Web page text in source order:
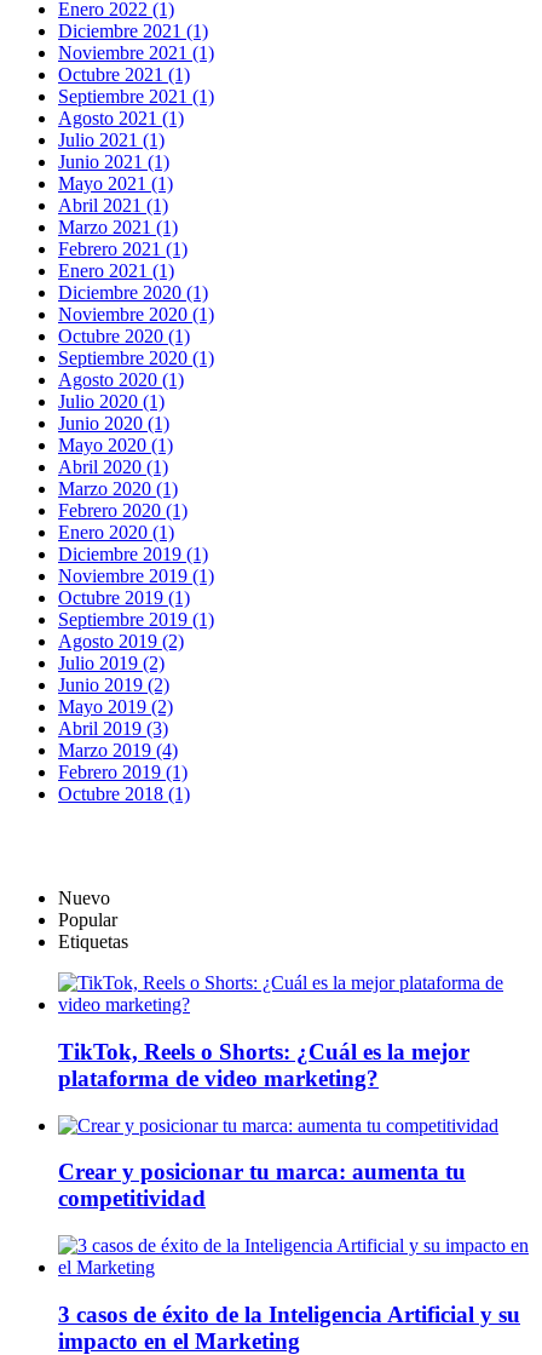
Enero 2022 (1)
Diciembre 2021 (1)
Noviembre 2021 (1)
Octubre 2021 (1)
Septiembre 2021 (1)
Agosto 2021 (1)
Julio 2021 (1)
Junio 2021 (1)
Mayo 2021 (1)
Abril 2021 (1)
Marzo 2021 (1)
Febrero 2021 (1)
Enero 2021 (1)
Diciembre 2020 (1)
Noviembre 2020 (1)
Octubre 2020 (1)
Septiembre 2020 (1)
Agosto 2020 (1)
Julio 2020 (1)
Junio 2020 (1)
Mayo 2020 (1)
Abril 2020 (1)
Marzo 2020 (1)
Febrero 2020 (1)
Enero 2020 (1)
Diciembre 2019 (1)
Noviembre 2019 (1)
Octubre 2019 (1)
Septiembre 2019 (1)
Agosto 2019 (2)
Julio 2019 (2)
Junio 2019 (2)
Mayo 2019 (2)
Abril 2019 (3)
Marzo 2019 (4)
Febrero 2019 (1)
Octubre 2018 (1)
Nuevo
Popular
Etiquetas
TikTok, Reels o Shorts: ¿Cuál es la mejor
plataforma de video marketing?
Crear y posicionar tu marca: aumenta tu
competitividad
3 casos de éxito de la Inteligencia Artificial y su
impacto en el Marketing